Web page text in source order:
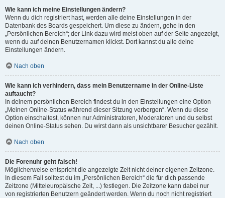
Wie kann ich meine Einstellungen ändern?
Wenn du dich registriert hast, werden alle deine Einstellungen in der
Datenbank des Boards gespeichert. Um diese zu ändern, gehe in den
„Persönlichen Bereich“; der Link dazu wird meist oben auf der Seite angezeigt,
wenn du auf deinen Benutzernamen klickst. Dort kannst du alle deine
Einstellungen ändern.
Nach oben
Wie kann ich verhindern, dass mein Benutzername in der Online-Liste
auftaucht?
In deinem persönlichen Bereich findest du in den Einstellungen eine Option
„Meinen Online-Status während dieser Sitzung verbergen“. Wenn du diese
Option einschaltest, können nur Administratoren, Moderatoren und du selbst
deinen Online-Status sehen. Du wirst dann als unsichtbarer Besucher gezählt.
Nach oben
Die Forenuhr geht falsch!
Möglicherweise entspricht die angezeigte Zeit nicht deiner eigenen Zeitzone.
In diesem Fall solltest du im „Persönlichen Bereich“ die für dich passende
Zeitzone (Mitteleuropäische Zeit, ...) festlegen. Die Zeitzone kann dabei nur
von registrierten Benutzern geändert werden. Wenn du noch nicht registriert